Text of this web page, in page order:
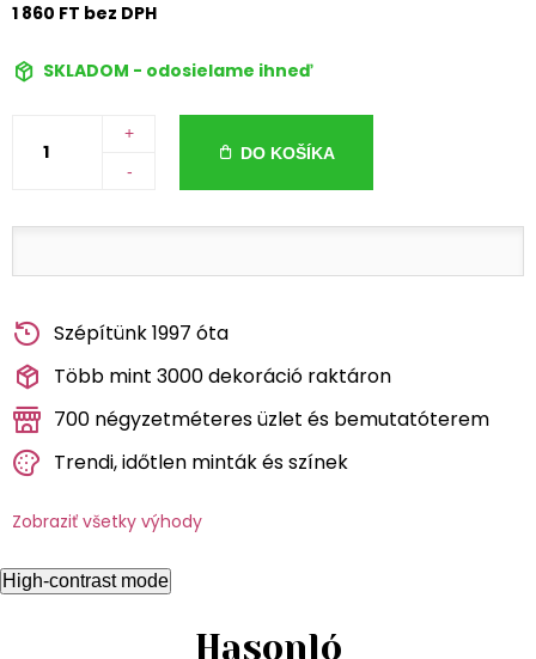
1 860 FT bez DPH
SKLADOM - odosielame ihneď
+
-
DO KOŠÍKA
Szépítünk 1997 óta
Több mint 3000 dekoráció raktáron
700 négyzetméteres üzlet és bemutatóterem
Trendi, időtlen minták és színek
Zobraziť všetky výhody
High-contrast mode
Hasonló